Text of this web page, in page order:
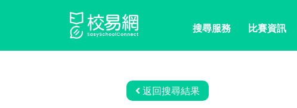
搜尋服務 比賽資訊
返回搜尋結果